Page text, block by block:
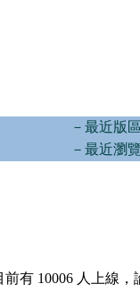
－最近版
－最近瀏
有 10006 人上線